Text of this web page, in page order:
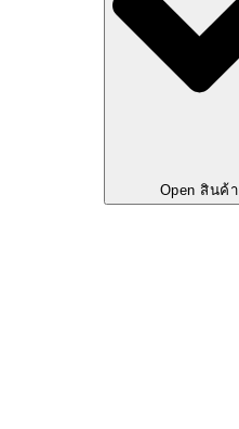
Open สินค้า